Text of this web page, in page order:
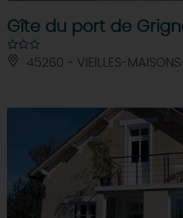
Gîte du port de
45260 - VIEILLES-